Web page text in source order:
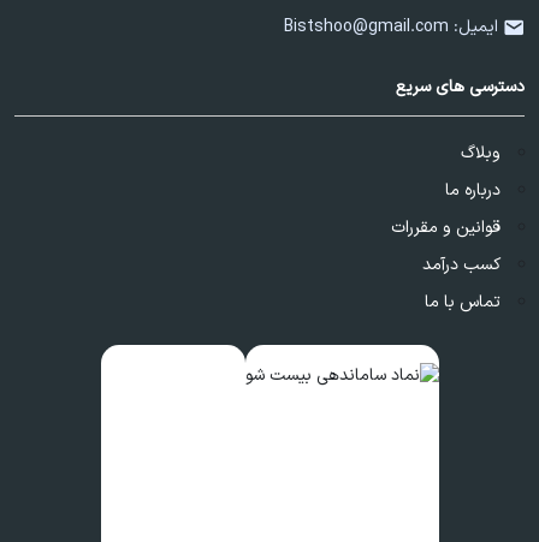
ایمیل: Bistshoo@gmail.com
دسترسی های سریع
وبلاگ
درباره ما
قوانین و مقررات
کسب درآمد
تماس با ما